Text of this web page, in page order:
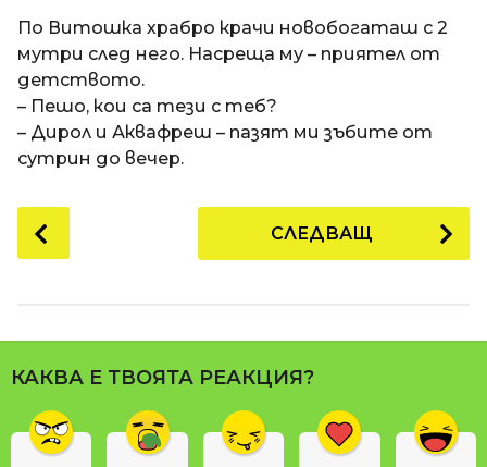
п
р
е
д
и
1
г
д
и
р
д
t
i
По Витошка храбро крачи новобогаташ с 2
мутри след него. Насреща му – приятел от
детството.
– Пешо, кои са тези с теб?
– Дирол и Аквафреш – пазят ми зъбите от
сутрин до вечер.
o
P
a
g
n
СЛЕДВАЩ
КАКВА Е ТВОЯТА РЕАКЦИЯ?